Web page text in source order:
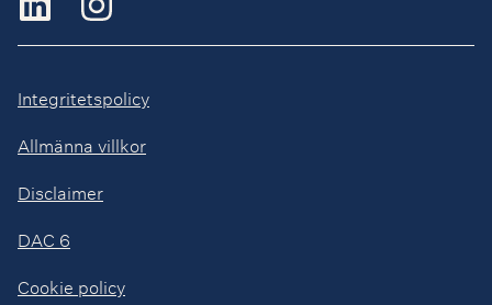
Integritetspolicy
Allmänna villkor
Disclaimer
DAC 6
Cookie policy